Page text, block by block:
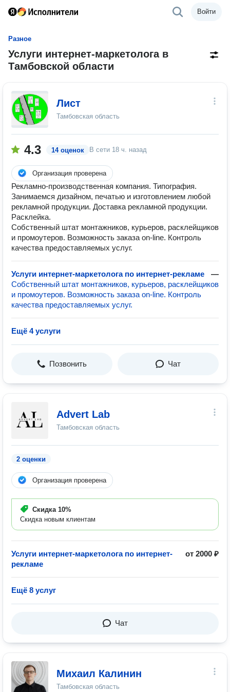
Войти
Разное
Услуги интернет-маркетолога в
Тамбовской области
Лист
Тамбовская область
4.3 14 оценок В сети 18 ч. назад
Организация проверена
Рекламно-производственная компания. Типография.
Занимаемся дизайном, печатью и изготовлением любой
рекламной продукции. Доставка рекламной продукции.
Расклейка.
Собственный штат монтажников, курьеров, расклейщиков
и промоутеров. Возможность заказа on-line. Контроль
качества предоставляемых услуг.
Услуги интернет-маркетолога по интернет-рекламе
—
Собственный штат монтажников, курьеров, расклейщиков
и промоутеров. Возможность заказа on-line. Контроль
качества предоставляемых услуг.
Ещё 4 услуги
Позвонить Чат
Advert Lab
Тамбовская область
2 оценки
Организация проверена
Скидка 10%
Скидка новым клиентам
Услуги интернет-маркетолога по интернет-
рекламе
от 2000 ₽
Ещё 8 услуг
Чат
Михаил Калинин
Тамбовская область